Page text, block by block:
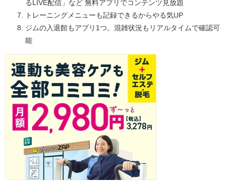
るLIVE配信」など 無料アプリでコンテンツ見放題
トレーニングメニューも記録できるからやる気UP
ジムの入退館もアプリ1つ。混雑状況もリアルタイムで確認可
能